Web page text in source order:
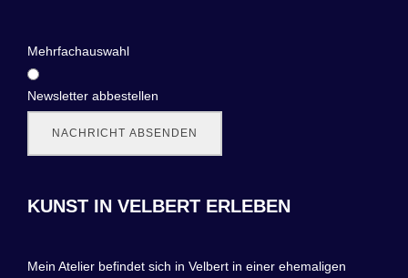
Mehrfachauswahl
Newsletter abbestellen
NACHRICHT ABSENDEN
KUNST IN VELBERT ERLEBEN
Mein Atelier befindet sich in Velbert in einer ehemaligen